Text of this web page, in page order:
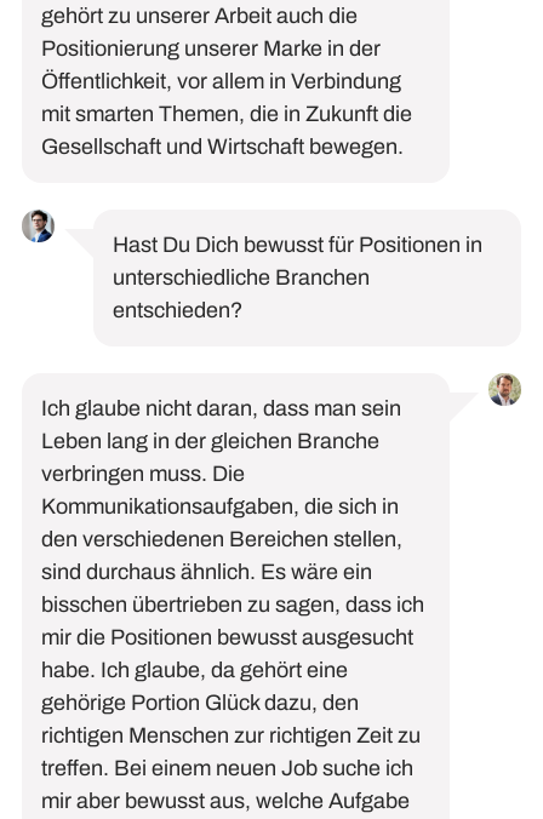
gehört zu unserer Arbeit auch die
Positionierung unserer Marke in der
Öffentlichkeit, vor allem in Verbindung
mit smarten Themen, die in Zukunft die
Gesellschaft und Wirtschaft bewegen.
Hast Du Dich bewusst für Positionen in
unterschiedliche Branchen
entschieden?
Ich glaube nicht daran, dass man sein
Leben lang in der gleichen Branche
verbringen muss. Die
Kommunikationsaufgaben, die sich in
den verschiedenen Bereichen stellen,
sind durchaus ähnlich. Es wäre ein
bisschen übertrieben zu sagen, dass ich
mir die Positionen bewusst ausgesucht
habe. Ich glaube, da gehört eine
gehörige Portion Glück dazu, den
richtigen Menschen zur richtigen Zeit zu
treffen. Bei einem neuen Job suche ich
mir aber bewusst aus, welche Aufgabe